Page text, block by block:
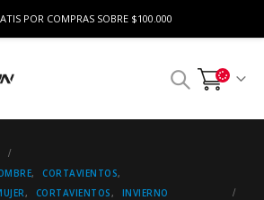
, CORTAVIENTOS,
, CORTAVIENTOS,
INVIERNO
POR COMPRAS SOBRE $100.000